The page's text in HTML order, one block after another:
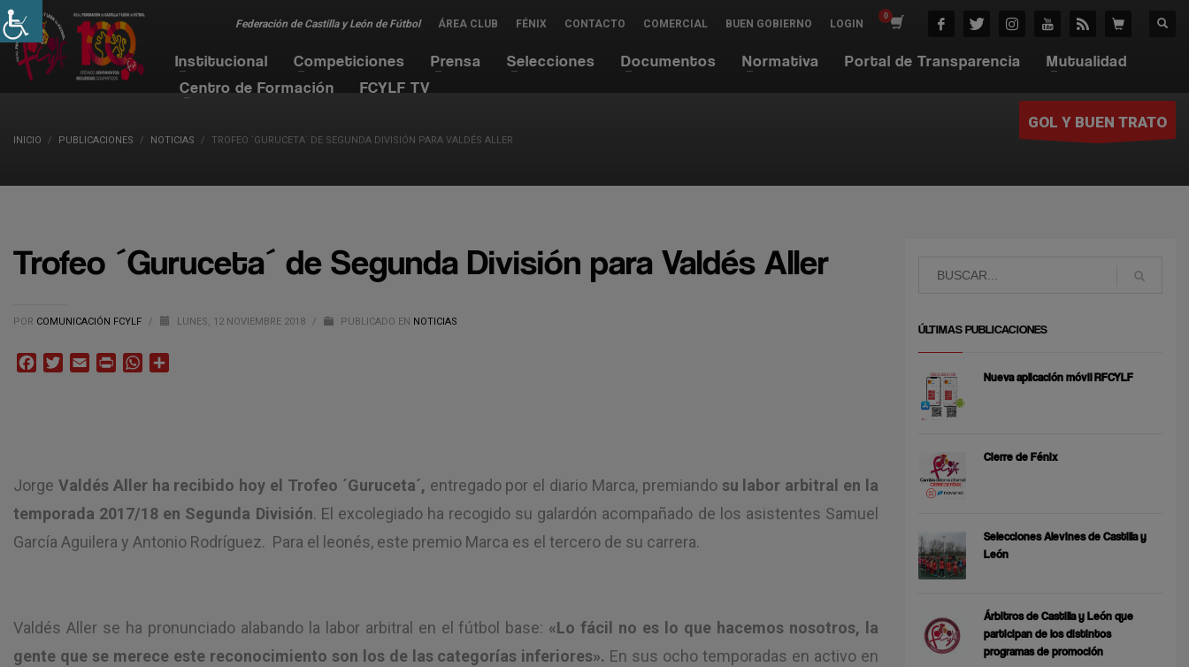
Federación de Castilla y León de Fútbol ÁREA CLUB FÉNIX CONTACTO COMERCIAL BUEN GOBIERNO LOGIN
Institucional Competiciones Prensa Selecciones Documentos Normativa Portal de Transparencia
Mutualidad
Centro de Formación
FCYLF TV
GOL Y BUEN TRATO
INICIO PUBLICACIONES NOTICIAS TROFEO ´GURUCETA´ DE SEGUNDA DIVISIÓN PARA VALDÉS ALLER
Trofeo ´Guruceta´ de Segunda División para Valdés Aller
POR COMUNICACIÓN FCYLF / LUNES, 12 NOVIEMBRE 2018 / PUBLICADO EN NOTICIAS
FacebookTwitterEmail Print WhatsApp
Jorge Valdés Aller ha recibido hoy el Trofeo ´Guruceta´, entregado por el diario Marca, premiando su labor arbitral en la
temporada 2017/18 en Segunda División. El excolegiado ha recogido su galardón acompañado de los asistentes Samuel
García Aguilera y Antonio Rodríguez. Para el leonés, este premio Marca es el tercero de su carrera.
Valdés Aller se ha pronunciado alabando la labor arbitral en el fútbol base: «Lo fácil no es lo que hacemos nosotros, la
gente que se merece este reconocimiento son los de las categorías inferiores». En sus ocho temporadas en activo en
ÚLTIMAS PUBLICACIONES
Nueva aplicación móvil RFCYLF
Cierre de Fénix
Selecciones Alevines de Castilla y
León
Árbitros de Castilla y León que
participan de los distintos
programas de promoción